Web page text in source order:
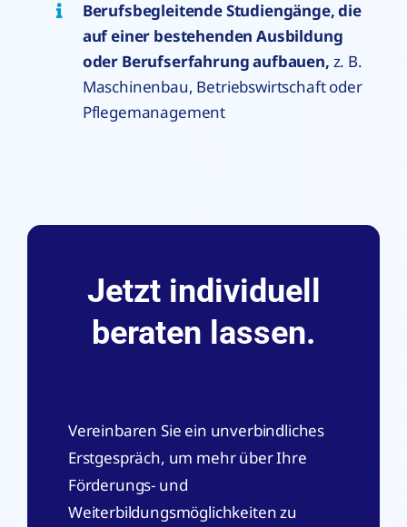
Berufsbegleitende Studiengänge, die
auf einer bestehenden Ausbildung
oder Berufserfahrung aufbauen, z. B.
Maschinenbau, Betriebswirtschaft oder
Pflegemanagement
Jetzt individuell
beraten lassen.
Vereinbaren Sie ein unverbindliches
Erstgespräch, um mehr über Ihre
Förderungs- und
Weiterbildungsmöglichkeiten zu